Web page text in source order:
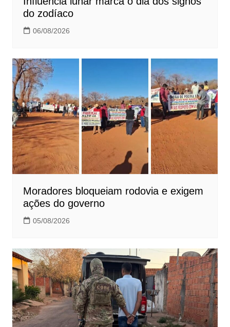
do zodíaco
06/08/2026
Moradores bloqueiam rodovia e exigem
ações do governo
05/08/2026